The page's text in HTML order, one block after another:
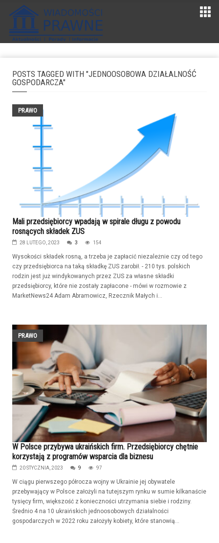
POSTS TAGGED WITH "JEDNOOSOBOWA DZIAŁALNOŚĆ
GOSPODARCZA"
PRAWO
Mali przedsiębiorcy wpadają w spirale długu z powodu
rosnących składek ZUS
28 LUTEGO, 2023 3 154
Wysokości składek rosną, a trzeba je zapłacić niezależnie czy od tego
czy przedsiębiorca na taką składkę ZUS zarobił. - 210 tys. polskich
rodzin jest już windykowanych przez ZUS za własne składki
przedsiębiorcy, które nie zostały zapłacone - mówi w rozmowie z
MarketNews24 Adam Abramowicz, Rzecznik Małych i...
PRAWO
W Polsce przybywa ukraińskich firm. Przedsiębiorcy chętnie
korzystają z programów wsparcia dla biznesu
20 STYCZNIA, 2023 9 97
W ciągu pierwszego półrocza wojny w Ukrainie jej obywatele
przebywający w Polsce założyli na tutejszym rynku w sumie kilkanaście
tysięcy firm, większość z konieczności utrzymania siebie i rodziny.
Średnio 4 na 10 ukraińskich jednoosobowych działalności
gospodarczych w 2022 roku założyły kobiety, które stanowią...